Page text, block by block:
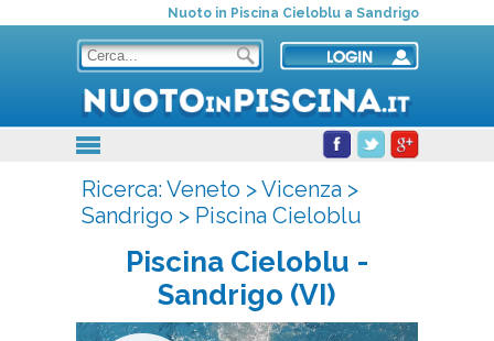
Nuoto in Piscina Cieloblu a Sandrigo
Ricerca:Veneto >Vicenza>
Sandrigo > Piscina Cieloblu
Piscina Cieloblu -
Sandrigo (VI)